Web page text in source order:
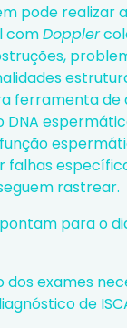
pode realizar
comDoppler
ferramenta de
falhas
rastrear.
para o
dos exames
de